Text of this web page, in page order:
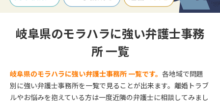
岐阜県のモラハラに強い弁護士事務
所 一覧
岐阜県のモラハラに強い弁護士事務所 一覧です。各地域で問題
別に強い弁護士事務所を一覧で見ることが出来ます。離婚トラブ
ルやお悩みを抱えている方は一度近隣の弁護士に相談してみまし